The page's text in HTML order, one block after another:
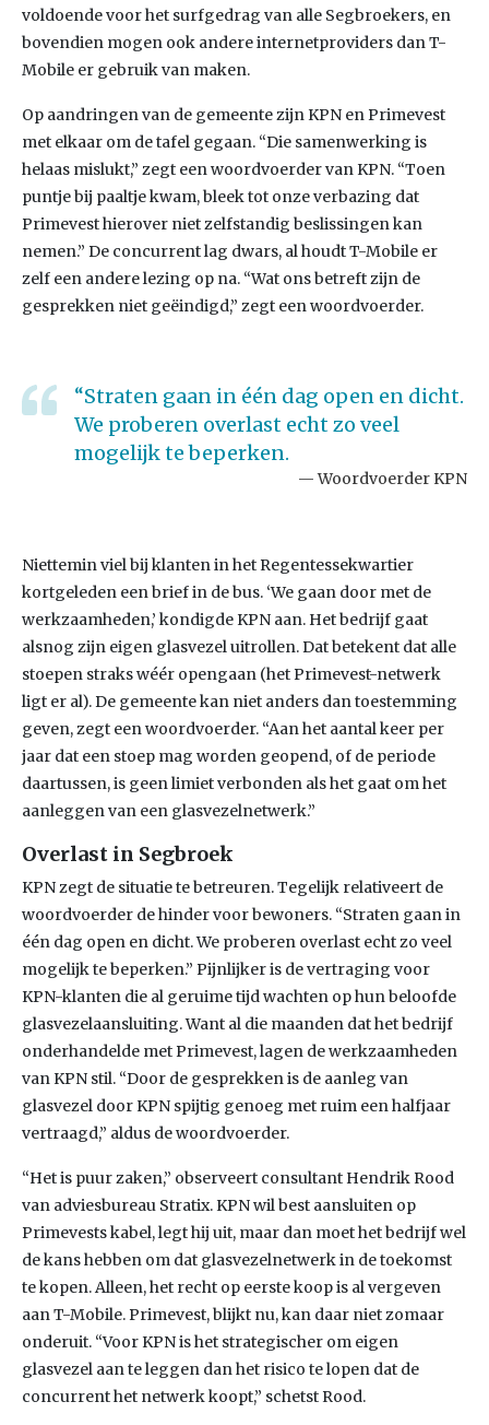
voldoende voor het surfgedrag van alle Segbroekers, en
bovendien mogen ook andere internetproviders dan T-
Mobile er gebruik van maken.
Op aandringen van de gemeente zijn KPN en Primevest
met elkaar om de tafel gegaan. “Die samenwerking is
helaas mislukt,” zegt een woordvoerder van KPN. “Toen
puntje bij paaltje kwam, bleek tot onze verbazing dat
Primevest hierover niet zelfstandig beslissingen kan
nemen.” De concurrent lag dwars, al houdt T-Mobile er
zelf een andere lezing op na. “Wat ons betreft zijn de
gesprekken niet geëindigd,” zegt een woordvoerder.
“Straten gaan in één dag open en dicht.
We proberen overlast echt zo veel
mogelijk te beperken.
Woordvoerder KPN
Niettemin viel bij klanten in het Regentessekwartier
kortgeleden een brief in de bus. ‘We gaan door met de
werkzaamheden,’ kondigde KPN aan. Het bedrijf gaat
alsnog zijn eigen glasvezel uitrollen. Dat betekent dat alle
stoepen straks wéér opengaan (het Primevest-netwerk
ligt er al). De gemeente kan niet anders dan toestemming
geven, zegt een woordvoerder. “Aan het aantal keer per
jaar dat een stoep mag worden geopend, of de periode
daartussen, is geen limiet verbonden als het gaat om het
aanleggen van een glasvezelnetwerk.”
Overlast in Segbroek
KPN zegt de situatie te betreuren. Tegelijk relativeert de
woordvoerder de hinder voor bewoners. “Straten gaan in
één dag open en dicht. We proberen overlast echt zo veel
mogelijk te beperken.” Pijnlijker is de vertraging voor
KPN-klanten die al geruime tijd wachten op hun beloofde
glasvezelaansluiting. Want al die maanden dat het bedrijf
onderhandelde met Primevest, lagen de werkzaamheden
van KPN stil. “Door de gesprekken is de aanleg van
glasvezel door KPN spijtig genoeg met ruim een halfjaar
vertraagd,” aldus de woordvoerder.
“Het is puur zaken,” observeert consultant Hendrik Rood
van adviesbureau Stratix. KPN wil best aansluiten op
Primevests kabel, legt hij uit, maar dan moet het bedrijf wel
de kans hebben om dat glasvezelnetwerk in de toekomst
te kopen. Alleen, het recht op eerste koop is al vergeven
aan T-Mobile. Primevest, blijkt nu, kan daar niet zomaar
onderuit. “Voor KPN is het strategischer om eigen
glasvezel aan te leggen dan het risico te lopen dat de
concurrent het netwerk koopt,” schetst Rood.